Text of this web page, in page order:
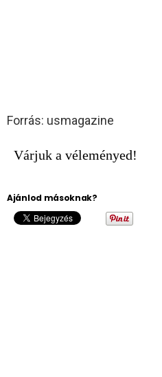
Forrás: usmagazine
Várjuk a véleményed!
Ajánlod másoknak?